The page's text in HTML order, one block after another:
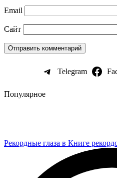
Email
Сайт
Telegram
Популярное
Рекордные глаза в Книге